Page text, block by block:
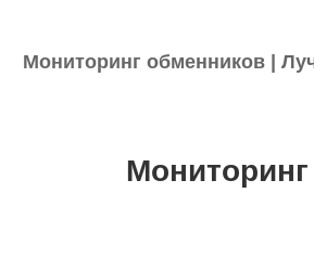
Мониторинг обменников |